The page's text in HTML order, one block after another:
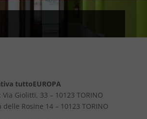
tuttoEUROPA
Giolitti, 33 – 10123 TORINO
delle Rosine 14 – 10123 TORINO